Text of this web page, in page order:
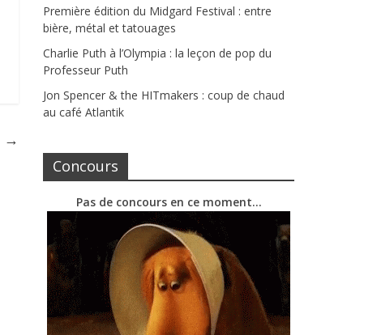
→
Première édition du Midgard Festival : entre
bière, métal et tatouages
Charlie Puth à l’Olympia : la leçon de pop du
Professeur Puth
Jon Spencer & the HITmakers : coup de chaud
au café Atlantik
Concours
Pas de concours en ce moment…